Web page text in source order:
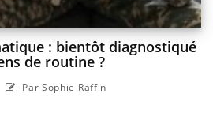
: bientôt diagnostiqué
de routine ?
Par Sophie Raffin